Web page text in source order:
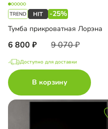
-25%
Тумба прикроватная Лорэна
6 800 9 070
Доступно для доставки
В корзину